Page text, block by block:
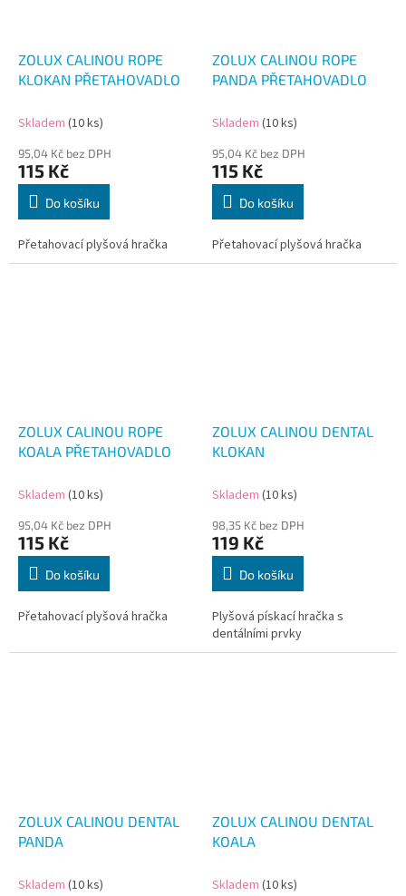
ZOLUX CALINOU ROPE
KLOKAN PŘETAHOVADLO
Skladem (10 ks)
95,04 Kč bez DPH
115 Kč
Do košíku
Přetahovací plyšová hračka
ZOLUX CALINOU ROPE
PANDA PŘETAHOVADLO
Skladem (10 ks)
95,04 Kč bez DPH
115 Kč
Do košíku
Přetahovací plyšová hračka
ZOLUX CALINOU ROPE
KOALA PŘETAHOVADLO
Skladem (10 ks)
95,04 Kč bez DPH
115 Kč
Do košíku
Přetahovací plyšová hračka
ZOLUX CALINOU DENTAL
KLOKAN
Skladem (10 ks)
98,35 Kč bez DPH
119 Kč
Do košíku
Plyšová pískací hračka s
dentálními prvky
ZOLUX CALINOU DENTAL
PANDA
Skladem (10 ks)
ZOLUX CALINOU DENTAL
KOALA
Skladem (10 ks)